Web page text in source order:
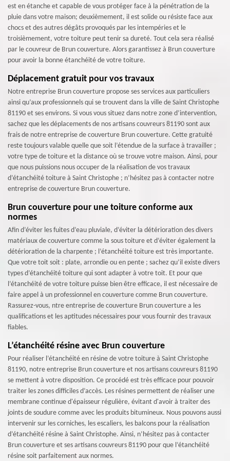
est en étanche et capable de vous protéger face à la pénétration de la
pluie dans votre maison; deuxièmement, il est solide ou résiste face aux
chocs et des autres dégâts provoqués par les intempéries et le
troisièmement, votre toiture peut tenir sa dureté. Tout cela sera réalisé
par le couvreur de Brun couverture. Alors garantissez à Brun couverture
pour avoir la bonne étanchéité de votre toiture.
Déplacement gratuit pour vos travaux
Notre entreprise Brun couverture propose ses services aux particuliers
ainsi qu’aux professionnels qui se trouvent dans la ville de Saint Christophe
81190 et ses environs. Si vous vous situez dans notre zone d’intervention,
sachez que les déplacements de nos artisans couvreurs 81190 sont aux
frais de notre entreprise de couverture Brun couverture. Cette gratuité
reste toujours valable quelle que soit l’étendue de la surface à travailler ;
votre type de toiture et la distance où se trouve votre maison. Ainsi, pour
que nous puissions nous occuper de la réalisation de vos travaux
d’étanchéité toiture à Saint Christophe ; n’hésitez pas à contacter notre
entreprise de couverture Brun couverture.
Brun couverture pour une toiture conforme aux
normes
Afin d’éviter les fuites d’eau pluviale, d’éviter la détérioration des divers
matériaux de couverture comme la sous toiture et d’éviter également la
détérioration de la charpente ; l’étanchéité toiture est très importante.
Que votre toit soit : plate, arrondie ou en pente ; sachez qu’il existe divers
types d’étanchéité toiture qui sont adapter à votre toit. Et pour que
l’étanchéité de votre toiture puisse bien être efficace, il est nécessaire de
faire appel à un professionnel en couverture comme Brun couverture.
Rassurez-vous, ntre entreprise de couverture Brun couverture a les
qualifications et les aptitudes nécessaires pour vous fournir des travaux
fiables.
L’étanchéité résine avec Brun couverture
Pour réaliser l’étanchéité en résine de votre toiture à Saint Christophe
81190, notre entreprise Brun couverture et nos artisans couvreurs 81190
se mettent à votre disposition. Ce procédé est très efficace pour pouvoir
traiter les zones difficiles d’accès. Les résines permettent de réaliser une
membrane continue d'épaisseur régulière, évitant d'avoir à traiter des
joints de soudure comme avec les produits bitumineux. Nous pouvons aussi
intervenir sur les corniches, les escaliers, les balcons pour la réalisation
d’étanchéité résine à Saint Christophe. Ainsi, n’hésitez pas à contacter
Brun couverture et ses artisans couvreurs 81190 pour que l’étanchéité
résine soit parfaitement aux normes.